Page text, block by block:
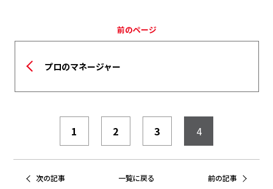
前のページ
プロのマネージャー
1 2 3 4
次の記事 一覧に戻る 前の記事